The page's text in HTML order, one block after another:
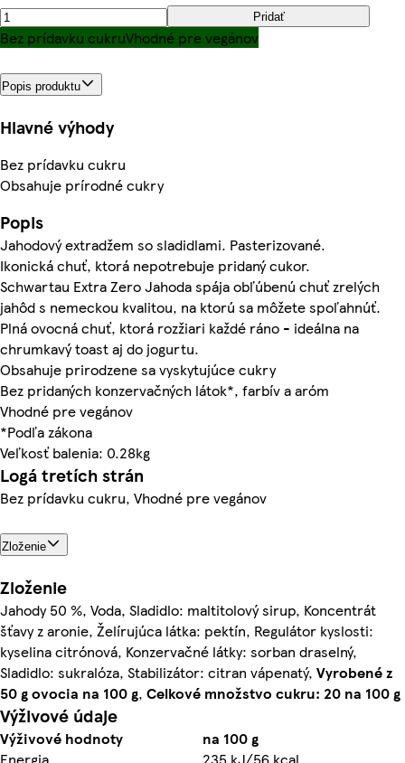
Pridať
Bez prídavku cukruVhodné pre vegánov
Popis produktu
Hlavné výhody
Bez prídavku cukru
Obsahuje prírodné cukry
Popis
Jahodový extradžem so sladidlami. Pasterizované.
Ikonická chuť, ktorá nepotrebuje pridaný cukor.
Schwartau Extra Zero Jahoda spája obľúbenú chuť zrelých
jahôd s nemeckou kvalitou, na ktorú sa môžete spoľahnúť.
Plná ovocná chuť, ktorá rozžiari každé ráno - ideálna na
chrumkavý toast aj do jogurtu.
Obsahuje prirodzene sa vyskytujúce cukry
Bez pridaných konzervačných látok*, farbív a aróm
Vhodné pre vegánov
*Podľa zákona
Veľkosť balenia: 0.28kg
Logá tretích strán
Bez prídavku cukru, Vhodné pre vegánov
Zloženie
Zloženie
Jahody 50 %, Voda, Sladidlo: maltitolový sirup, Koncentrát
šťavy z aronie, Želírujúca látka: pektín, Regulátor kyslosti:
kyselina citrónová, Konzervačné látky: sorban draselný,
Sladidlo: sukralóza, Stabilizátor: citran vápenatý, Vyrobené z
50 g ovocia na 100 g, Celkové množstvo cukru: 20 na 100 g
Výživové údaje
Výživové hodnoty
na 100 g
Energia
235 kJ/56 kcal